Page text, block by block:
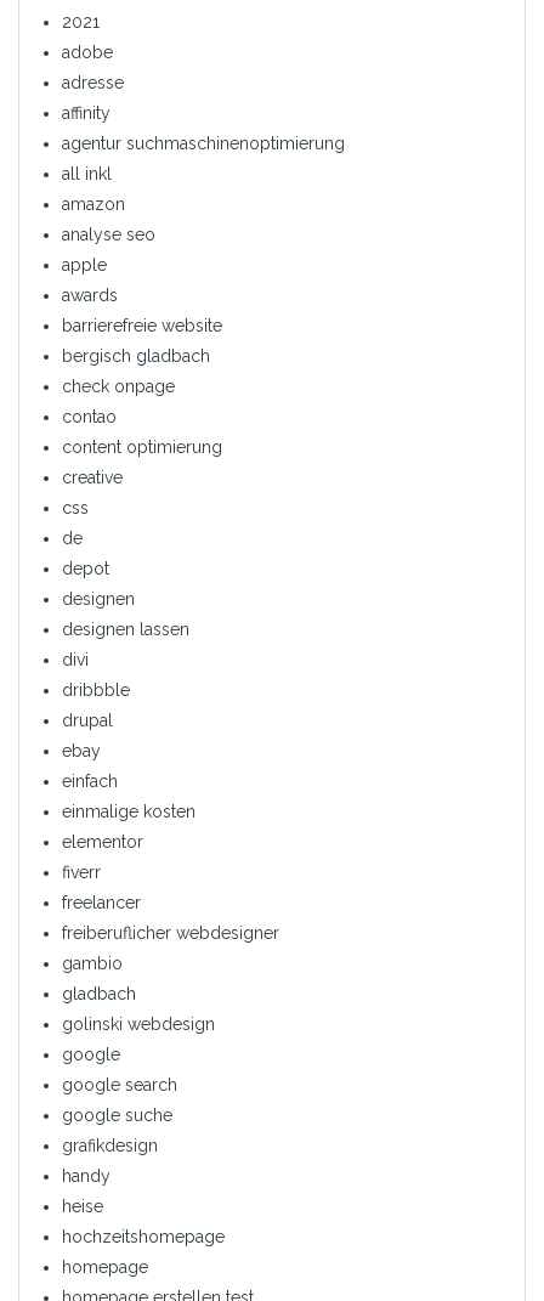
2021
adobe
adresse
affinity
agentur suchmaschinenoptimierung
all inkl
amazon
analyse seo
apple
awards
barrierefreie website
bergisch gladbach
check onpage
contao
content optimierung
creative
css
de
depot
designen
designen lassen
divi
dribbble
drupal
ebay
einfach
einmalige kosten
elementor
fiverr
freelancer
freiberuflicher webdesigner
gambio
gladbach
golinski webdesign
google
google search
google suche
grafikdesign
handy
heise
hochzeitshomepage
homepage